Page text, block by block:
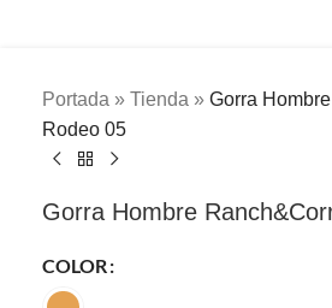
Portada » Tienda » Gorra
Rodeo 05
Gorra Hombre
COLOR